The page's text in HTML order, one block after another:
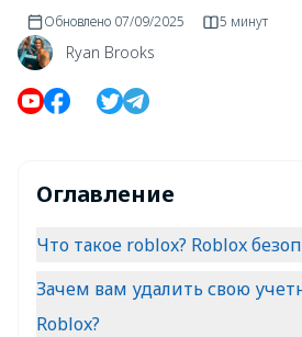
Ryan Brooks
Обновлено 07/09/2025 5 минут
Оглавление
Что такое roblox? Roblox
Зачем вам удалить свою
Roblox?